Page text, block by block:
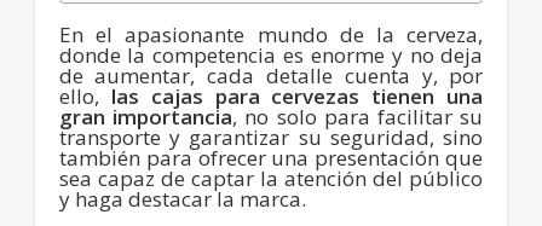
En el apasionante mundo de la cerveza,
donde la competencia es enorme y no deja
de aumentar, cada detalle cuenta y, por
ello, las cajas para cervezas tienen una
gran importancia, no solo para facilitar su
transporte y garantizar su seguridad, sino
también para ofrecer una presentación que
sea capaz de captar la atención del público
y haga destacar la marca.